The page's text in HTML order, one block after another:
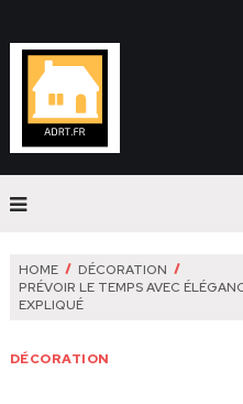
HOME
DÉCORATION
PRÉVOIR LE TEMPS AVEC
EXPLIQUÉ
DÉCORATION